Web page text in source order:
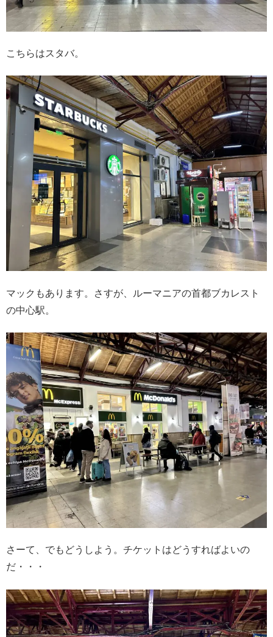
こちらはスタバ。
マックもあります。さすが、ルーマニアの首都ブカレスト
の中心駅。
さーて、でもどうしよう。チケットはどうすればよいの
だ・・・